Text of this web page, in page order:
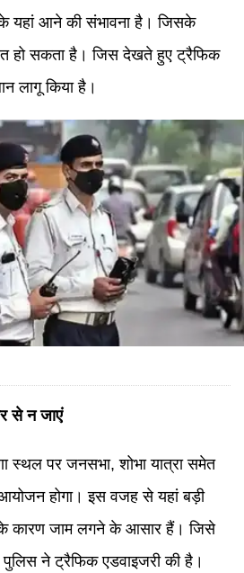
के यहां आने की संभावना है। जिसके
हो सकता है। जिस देखते हुए ट्रैफिक
लागू किया है।
से न जाएं
स्थल पर जनसभा, शोभा यात्रा समेत
होगा। इस वजह से यहां बड़ी
कारण जाम लगने के आसार हैं। जिसे
पुलिस ने ट्रैफिक एडवाइजरी की है।